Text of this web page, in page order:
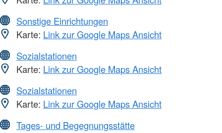
Sonstige Einrichtungen
Karte: Link zur Google Maps Ansicht
Sozialstationen
Karte: Link zur Google Maps Ansicht
Sozialstationen
Karte: Link zur Google Maps Ansicht
Tages- und Begegnungsstätte